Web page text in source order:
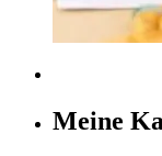
Meine